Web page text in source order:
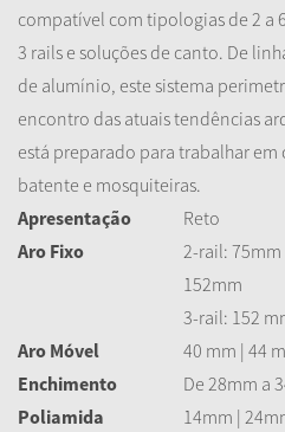
compatível com tipologias de 2 a
3 rails e soluções de canto. De
de alumínio, este sistema
encontro das atuais tendências
está preparado para trabalhar
batente e mosquiteiras.
Apresentação
Reto
Aro Fixo
2-rail: 75mm
152mm
3-rail: 152
Aro Móvel
40 mm | 44
Enchimento
De 28mm a
Poliamida
14mm |